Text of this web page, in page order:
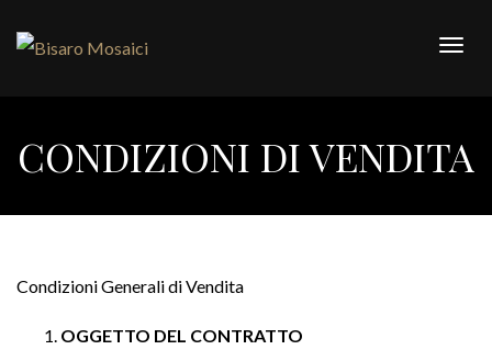
CONDIZIONI DI VENDITA
Condizioni Generali di Vendita
OGGETTO DEL CONTRATTO